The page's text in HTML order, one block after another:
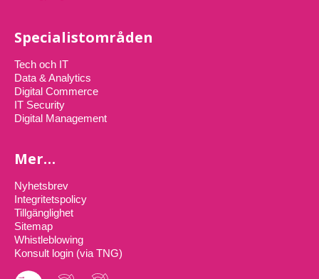
Specialistområden
Tech och IT
Data & Analytics
Digital Commerce
IT Security
Digital Management
Mer…
Nyhetsbrev
Integritetspolicy
Tillgänglighet
Sitemap
Whistleblowing
Konsult login (via TNG)